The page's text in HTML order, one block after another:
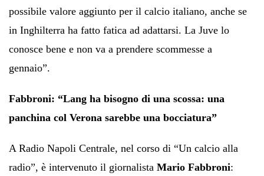
possibile valore aggiunto per il calcio italiano, anche se
in Inghilterra ha fatto fatica ad adattarsi. La Juve lo
conosce bene e non va a prendere scommesse a
gennaio”.
Fabbroni: “Lang ha bisogno di una scossa: una
panchina col Verona sarebbe una bocciatura”
A Radio Napoli Centrale, nel corso di “Un calcio alla
radio”, è intervenuto il giornalista Mario Fabbroni: